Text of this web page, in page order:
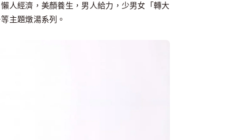
人經濟，美顏養生，男人給力，少男女「轉大
主題燉湯系列。